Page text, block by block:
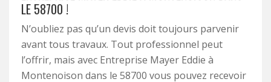
LE 58700 !
N’oubliez pas qu’un devis doit toujours parvenir
avant tous travaux. Tout professionnel peut
l’offrir, mais avec Entreprise Mayer Eddie à
Montenoison dans le 58700 vous pouvez recevoir